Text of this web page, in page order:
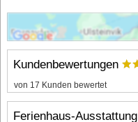
Kundenbewertungen
von 17 Kunden bewertet
Ferienhaus-Ausstattung